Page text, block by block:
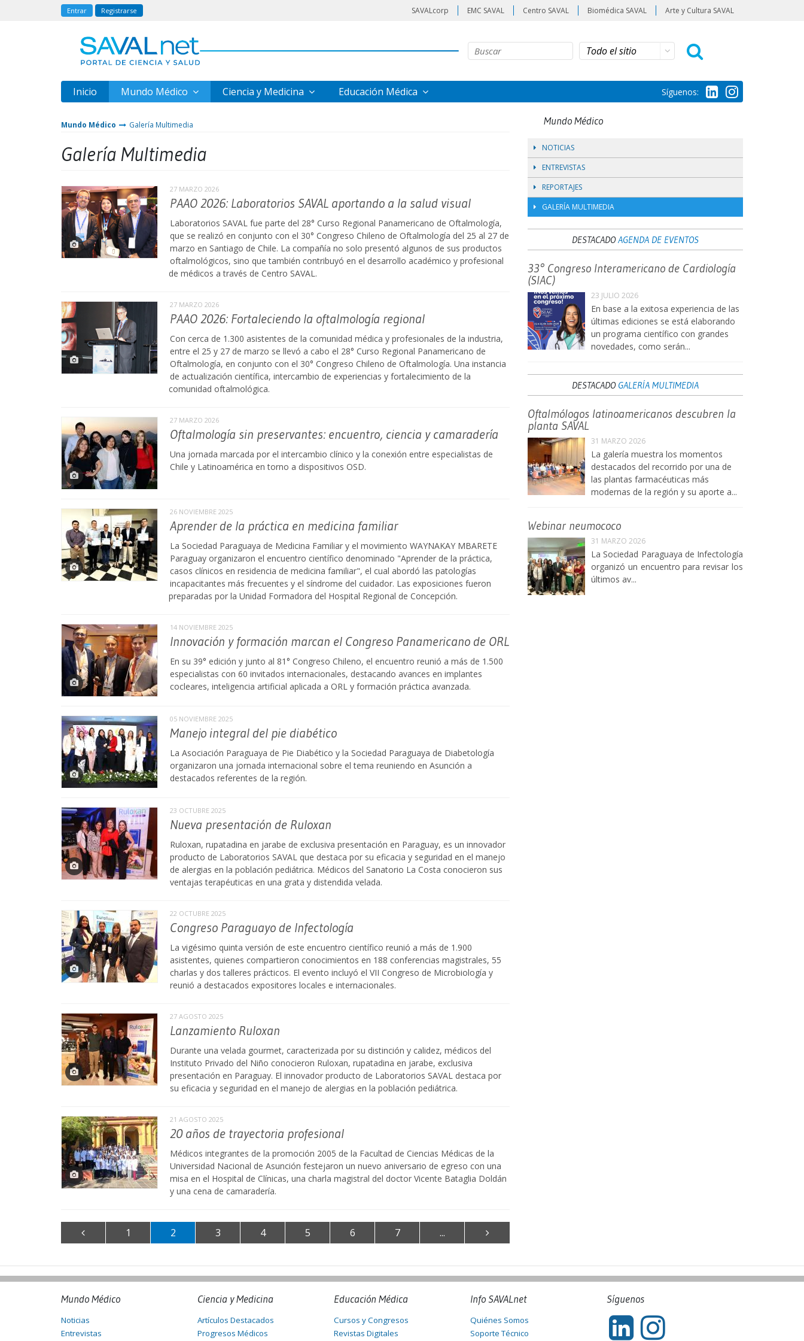
Entrar Registrarse SAVALcorp EMC SAVAL Centro SAVAL Biomédica SAVAL Arte y Cultura SAVAL
Inicio Mundo Médico Ciencia y Medicina Educación Médica Síguenos:
Mundo Médico Galería Multimedia
Galería Multimedia
27 MARZO 2026
PAAO 2026: Laboratorios SAVAL aportando a la salud visual
Laboratorios SAVAL fue parte del 28° Curso Regional Panamericano de Oftalmología,
que se realizó en conjunto con el 30° Congreso Chileno de Oftalmología del 25 al 27 de
marzo en Santiago de Chile. La compañía no solo presentó algunos de sus productos
oftalmológicos, sino que también contribuyó en el desarrollo académico y profesional
de médicos a través de Centro SAVAL.
27 MARZO 2026
PAAO 2026: Fortaleciendo la oftalmología regional
Con cerca de 1.300 asistentes de la comunidad médica y profesionales de la industria,
entre el 25 y 27 de marzo se llevó a cabo el 28° Curso Regional Panamericano de
Oftalmología, en conjunto con el 30° Congreso Chileno de Oftalmología. Una instancia
de actualización científica, intercambio de experiencias y fortalecimiento de la
comunidad oftalmológica.
27 MARZO 2026
Oftalmología sin preservantes: encuentro, ciencia y camaradería
Una jornada marcada por el intercambio clínico y la conexión entre especialistas de
Chile y Latinoamérica en torno a dispositivos OSD.
26 NOVIEMBRE 2025
Aprender de la práctica en medicina familiar
La Sociedad Paraguaya de Medicina Familiar y el movimiento WAYNAKAY MBARETE
Paraguay organizaron el encuentro científico denominado "Aprender de la práctica,
casos clínicos en residencia de medicina familiar", el cual abordó las patologías
incapacitantes más frecuentes y el síndrome del cuidador. Las exposiciones fueron
preparadas por la Unidad Formadora del Hospital Regional de Concepción.
14 NOVIEMBRE 2025
Innovación y formación marcan el Congreso Panamericano de ORL
En su 39° edición y junto al 81° Congreso Chileno, el encuentro reunió a más de 1.500
especialistas con 60 invitados internacionales, destacando avances en implantes
cocleares, inteligencia artificial aplicada a ORL y formación práctica avanzada.
05 NOVIEMBRE 2025
Manejo integral del pie diabético
La Asociación Paraguaya de Pie Diabético y la Sociedad Paraguaya de Diabetología
organizaron una jornada internacional sobre el tema reuniendo en Asunción a
destacados referentes de la región.
23 OCTUBRE 2025
Nueva presentación de Ruloxan
Ruloxan, rupatadina en jarabe de exclusiva presentación en Paraguay, es un innovador
producto de Laboratorios SAVAL que destaca por su eficacia y seguridad en el manejo
de alergias en la población pediátrica. Médicos del Sanatorio La Costa conocieron sus
ventajas terapéuticas en una grata y distendida velada.
22 OCTUBRE 2025
Congreso Paraguayo de Infectología
La vigésimo quinta versión de este encuentro científico reunió a más de 1.900
asistentes, quienes compartieron conocimientos en 188 conferencias magistrales, 55
charlas y dos talleres prácticos. El evento incluyó el VII Congreso de Microbiología y
reunió a destacados expositores locales e internacionales.
27 AGOSTO 2025
Lanzamiento Ruloxan
Durante una velada gourmet, caracterizada por su distinción y calidez, médicos del
Instituto Privado del Niño conocieron Ruloxan, rupatadina en jarabe, exclusiva
presentación en Paraguay. El innovador producto de Laboratorios SAVAL destaca por
su eficacia y seguridad en el manejo de alergias en la población pediátrica.
21 AGOSTO 2025
20 años de trayectoria profesional
Médicos integrantes de la promoción 2005 de la Facultad de Ciencias Médicas de la
Universidad Nacional de Asunción festejaron un nuevo aniversario de egreso con una
misa en el Hospital de Clínicas, una charla magistral del doctor Vicente Bataglia Doldán
y una cena de camaradería.
1 2 3 4 5 6 7 ...
Mundo Médico
NOTICIAS
ENTREVISTAS
REPORTAJES
GALERÍA MULTIMEDIA
DESTACADOAGENDA DE EVENTOS
33° Congreso Interamericano de Cardiología
(SIAC)
23 JULIO 2026
En base a la exitosa experiencia de las
últimas ediciones se está elaborando
un programa científico con grandes
novedades, como serán...
DESTACADO GALERÍA MULTIMEDIA
Oftalmólogos latinoamericanos descubren la
planta SAVAL
31 MARZO 2026
La galería muestra los momentos
destacados del recorrido por una de
las plantas farmacéuticas más
modernas de la región y su aporte a...
Webinar neumococo
31 MARZO 2026
La Sociedad Paraguaya de Infectología
organizó un encuentro para revisar los
últimos av...
Mundo Médico
Noticias
Entrevistas
Ciencia y Medicina
Artículos Destacados
Progresos Médicos
Educación Médica
Cursos y Congresos
Revistas Digitales
Info SAVALnet
Quiénes Somos
Soporte Técnico
Síguenos